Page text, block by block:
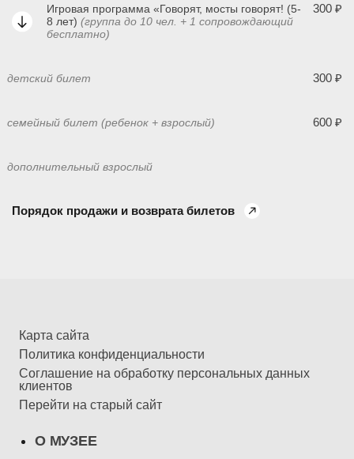
Игровая программа «Говорят, мосты говорят! (5-
8 лет) (группа до 10 чел. + 1 сопровождающий
бесплатно)
300 ₽
детский билет 300 ₽
семейный билет (ребенок + взрослый) 600 ₽
дополнительный взрослый
Порядок продажи и возврата билетов
Карта сайта
Политика конфиденциальности
Соглашение на обработку персональных данных
клиентов
Перейти на старый сайт
О МУЗЕЕ